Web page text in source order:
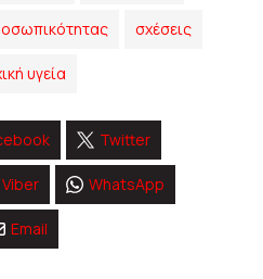
σχέσεις
υγεία
Twitter
Viber WhatsApp
Email